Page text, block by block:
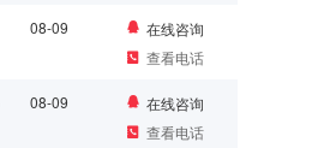
08-09
在线咨询
查看电话
08-09
在线咨询
查看电话